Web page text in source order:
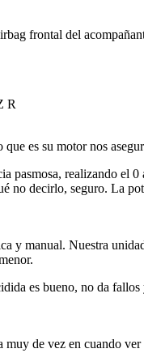
frontal del
R
es su motor nos
pasmosa, realizando
no decirlo, seguro. La
y manual. Nuestra
es bueno, no da
de vez en cuando